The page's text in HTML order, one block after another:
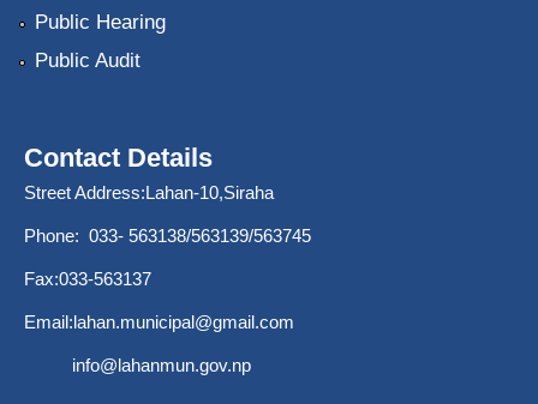
Public Hearing
Public Audit
Contact Details
Street Address:Lahan-10,Siraha
Phone: 033- 563138/563139/563745
Fax:033-563137
Email:lahan.municipal@gmail.com
info@lahanmun.gov.np